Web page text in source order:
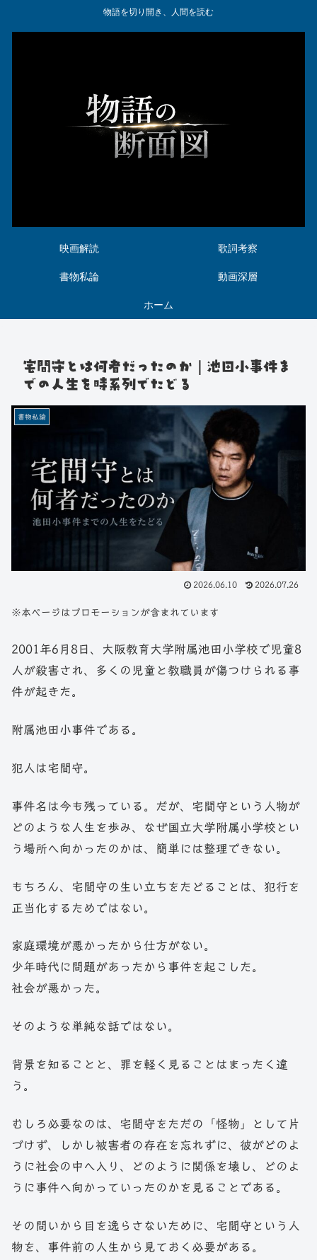
物語を切り開き、人間を読む
映画解読 歌詞考察
書物私論 動画深層
ホーム
宅間守とは何者だったのか｜池田小事件ま
での人生を時系列でたどる
書物私論
2026.06.10 2026.07.26
※本ページはプロモーションが含まれています
2001年6月8日、大阪教育大学附属池田小学校で児童8
人が殺害され、多くの児童と教職員が傷つけられる事
件が起きた。
附属池田小事件である。
犯人は宅間守。
事件名は今も残っている。だが、宅間守という人物が
どのような人生を歩み、なぜ国立大学附属小学校とい
う場所へ向かったのかは、簡単には整理できない。
もちろん、宅間守の生い立ちをたどることは、犯行を
正当化するためではない。
家庭環境が悪かったから仕方がない。
少年時代に問題があったから事件を起こした。
社会が悪かった。
そのような単純な話ではない。
背景を知ることと、罪を軽く見ることはまったく違
う。
むしろ必要なのは、宅間守をただの「怪物」として片
づけず、しかし被害者の存在を忘れずに、彼がどのよ
うに社会の中へ入り、どのように関係を壊し、どのよ
うに事件へ向かっていったのかを見ることである。
その問いから目を逸らさないために、宅間守という人
物を、事件前の人生から見ておく必要がある。